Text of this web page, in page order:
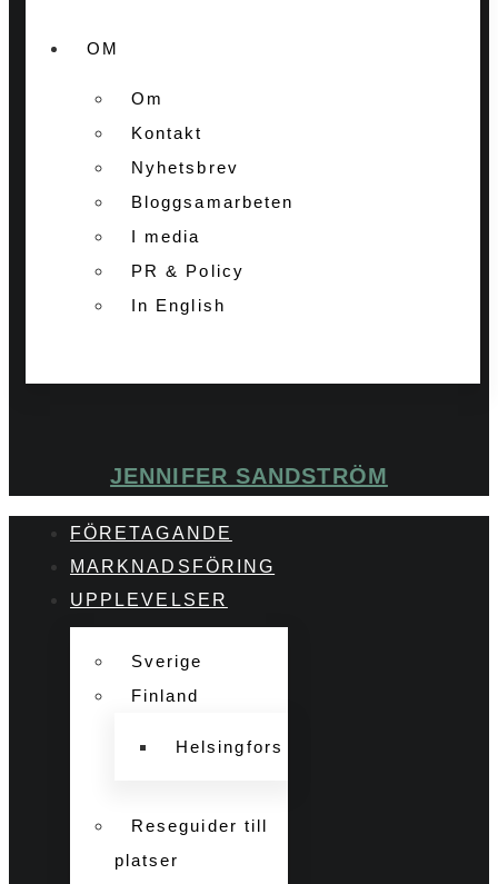
OM
Om
Kontakt
Nyhetsbrev
Bloggsamarbeten
I media
PR & Policy
In English
JENNIFER SANDSTRÖM
FÖRETAGANDE
MARKNADSFÖRING
UPPLEVELSER
Sverige
Finland
Helsingfors
Reseguider till
platser